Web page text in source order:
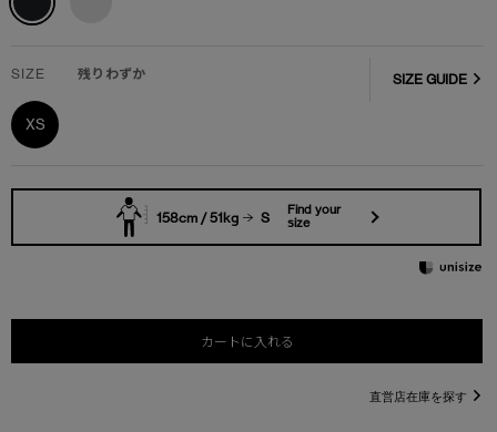
SIZE 残りわずか
XS
SIZE GUIDE
158cm / 51kg S
Find your
size
カートに入れる
直営店在庫を探す